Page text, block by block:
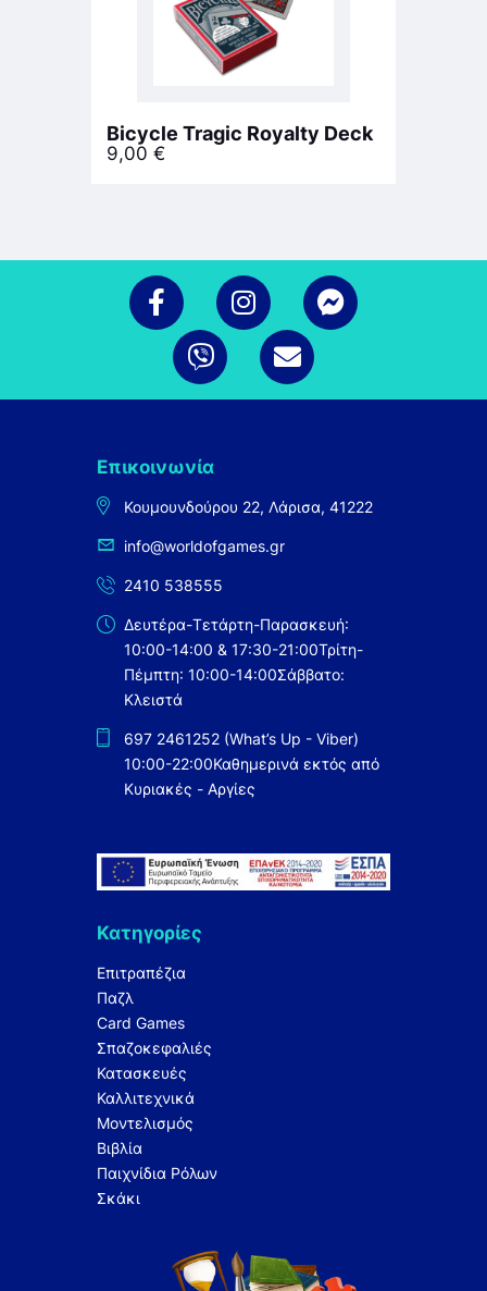
Bicycle Tragic Royalty Deck
9,00 €
Επικοινωνία
Κουμουνδούρου 22, Λάρισα, 41222
info@worldofgames.gr
2410 538555
Δευτέρα-Τετάρτη-Παρασκευή:
10:00-14:00 & 17:30-21:00Τρίτη-
Πέμπτη: 10:00-14:00Σάββατο:
Κλειστά
697 2461252 (What’s Up - Viber)
10:00-22:00Καθημερινά εκτός από
Κυριακές - Αργίες
Κατηγορίες
Επιτραπέζια
Παζλ
Card Games
Σπαζοκεφαλιές
Κατασκευές
Καλλιτεχνικά
Μοντελισμός
Βιβλία
Παιχνίδια Ρόλων
Σκάκι